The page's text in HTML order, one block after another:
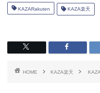
KAZARakuten KAZA楽天
HOME KAZA楽天